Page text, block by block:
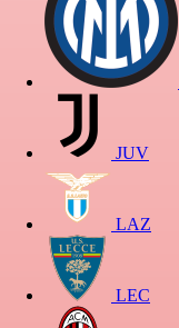
JUV
LAZ
LEC